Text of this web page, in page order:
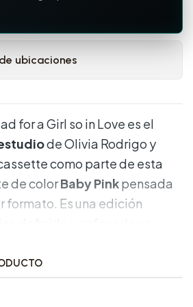
ubicaciones
for a Girl so in Love es el
de Olivia Rodrigo y
como parte de esta
de colorBaby Pinkpensada
formato. Es una edición
desde el inicio.